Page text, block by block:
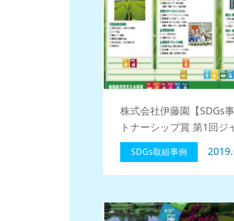
株式会社伊藤園【SDGs
トナーシップ賞 第1回ジ
SDGs取組事例